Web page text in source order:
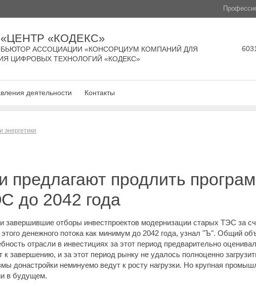
«КОДЕКС»
АССОЦИАЦИИ «КОНСОРЦИУМ КОМПАНИЙ ДЛЯ
ЦИФРОВЫХ ТЕХНОЛОГИЙ «КОДЕКС»
деятельности Контакты
энергетики
предлагают продлить
до 2042 года
завершившие отборы инвестпроектов модернизации старых ТЭС за
денежного потока как минимум до 2042 года, узнал "Ъ". Общий
отрасли в инвестициях за этот период предварительно
к завершению, и за этот период рынку не удалось полноценно
донастройки неминуемо ведут к росту нагрузки. Но крупная
в будущем.